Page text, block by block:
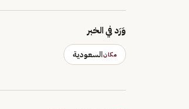
وَرَد في الخبر
مكانالسعودية